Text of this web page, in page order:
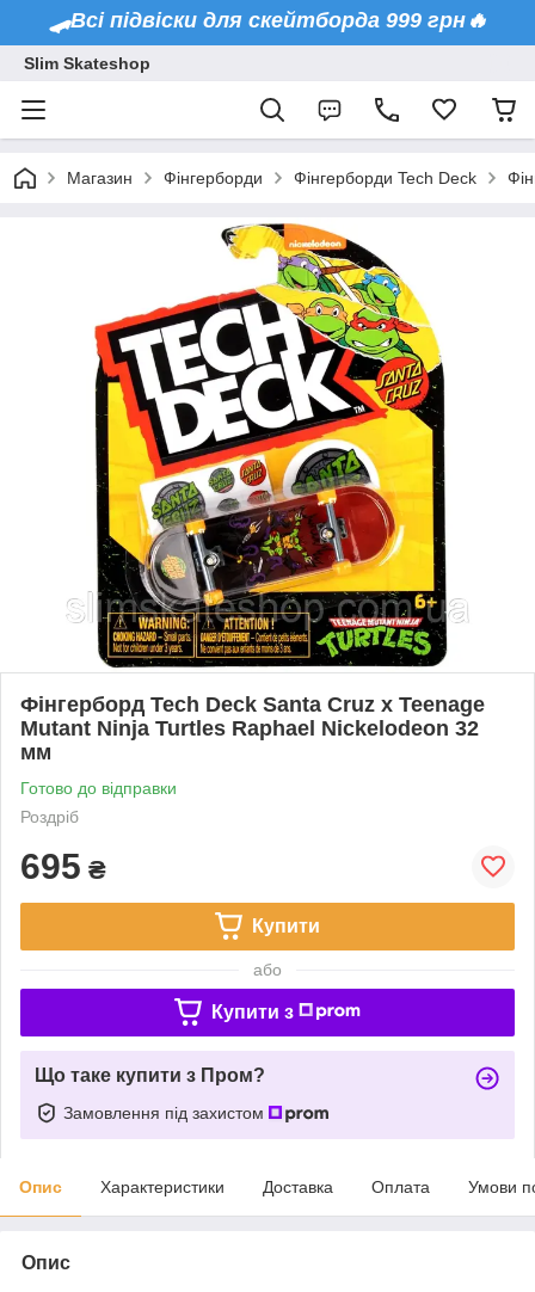
🛹Всі підвіски для скейтборда 999 грн🔥
Slim Skateshop
Магазин Фінгерборди Фінгерборди Tech Deck
Фінгерборд Tech Deck Santa Cruz x Teenage
Mutant Ninja Turtles Raphael Nickelodeon 32
мм
Готово до відправки
Роздріб
695 ₴
Купити
або
Купити з
Що таке купити з Пром?
Замовлення під захистом
Опис Характеристики Доставка Оплата Умови
Опис